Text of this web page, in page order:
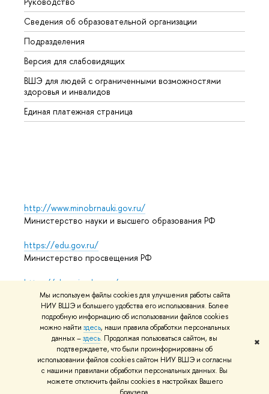
Мы используем файлы cookies для улучшения работы сайта
НИУ ВШЭ и большего удобства его использования. Более
подробную информацию об использовании файлов cookies
можно найти здесь, наши правила обработки персональных
данных –здесь. Продолжая пользоваться сайтом, вы
подтверждаете, что были проинформированы об
использовании файлов cookies сайтом НИУ ВШЭ и согласны
с нашими правилами обработки персональных данных. Вы
можете отключить файлы cookies в настройках Вашего
✖
Сведения об образовательной организации
Подразделения
Версия для слабовидящих
ВШЭ для людей с ограниченными возможностями
здоровья и инвалидов
Единая платежная страница
http://www.minobrnauki.gov.ru/
Министерство науки и высшего образования РФ
https://edu.gov.ru/
Министерство просвещения РФ
https://elearning.hse.ru/mooc
Массовые открытые онлайн-курсы
© НИУ ВШЭ 1993–2026 Адреса и контактыУсловия
использования материаловПолитика конфиденциальности
Карта сайта
Редактору